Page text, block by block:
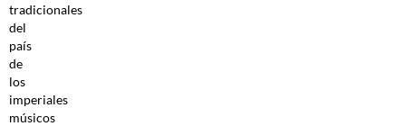
tradicionales
del
país
de
los
imperiales
músicos